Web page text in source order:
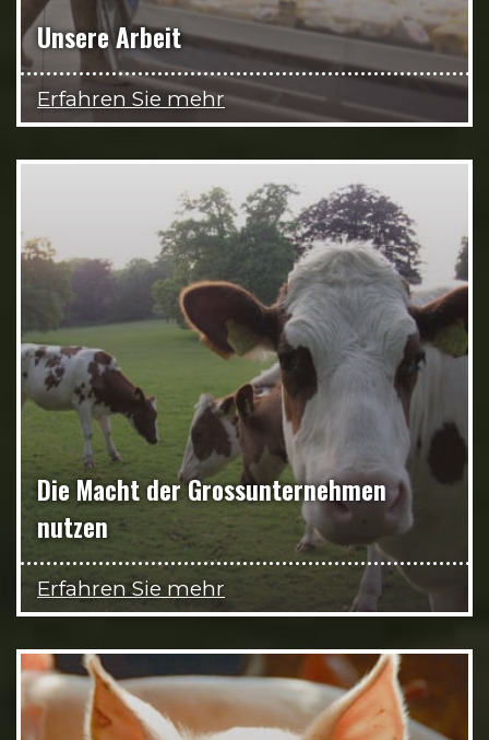
Unsere Arbeit
Erfahren Sie mehr
Die Macht der Grossunternehmen
nutzen
Erfahren Sie mehr